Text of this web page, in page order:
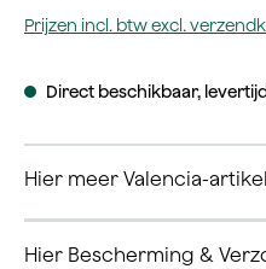
Prijzen incl. btw excl.
Direct beschikbaar,
Hier meer Valencia-
Hier Bescherming &